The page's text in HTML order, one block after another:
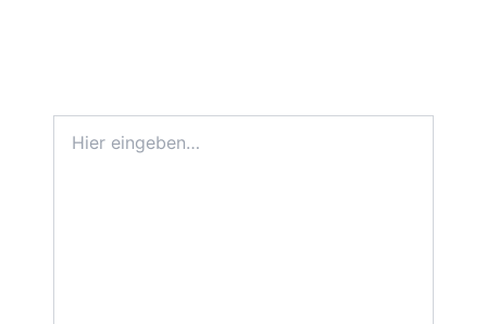
eingeben…